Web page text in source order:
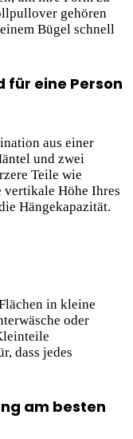
gehören
Bügel schnell
für eine Person
aus einer
und zwei
Teile wie
vertikale Höhe Ihres
Hängekapazität.
in kleine
oder
dass jedes
am besten